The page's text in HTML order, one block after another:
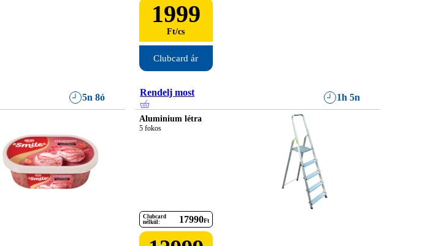
1999
Ft/cs
Clubcard ár
5n 8ó Rendelj most 1h 5n
Aluminium létra
5 fokos
Clubcard
nélkül:
17990Ft